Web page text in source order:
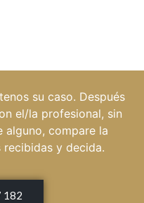
su caso. Después
el/la profesional, sin
alguno, compare la
y decida.
182